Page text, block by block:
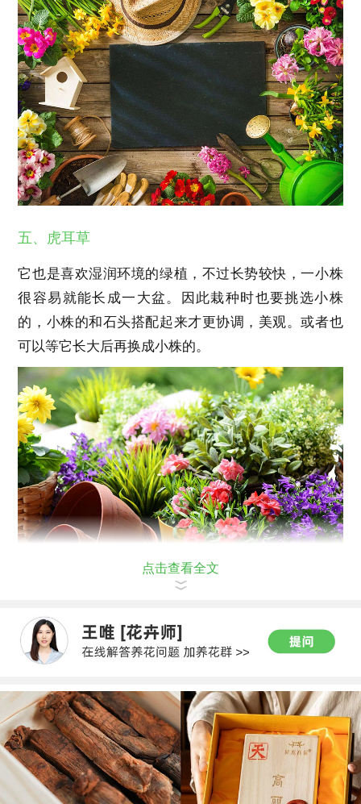
五、虎耳草
它也是喜欢湿润环境的绿植，不过长势较快，一小株
很容易就能长成一大盆。因此栽种时也要挑选小株
的，小株的和石头搭配起来才更协调，美观。或者也
可以等它长大后再换成小株的。
点击查看全文